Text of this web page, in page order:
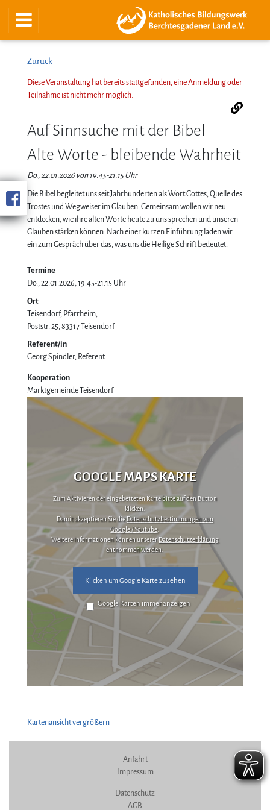
Zurück
Diese Veranstaltung hat bereits stattgefunden, eine Anmeldung oder
Teilnahme ist nicht mehr möglich.
Auf Sinnsuche mit der Bibel
Alte Worte - bleibende Wahrheit
Do., 22.01.2026 von 19.45-21.15 Uhr
Die Bibel begleitet uns seit Jahrhunderten als Wort Gottes, Quelle des
Trostes und Wegweiser im Glauben. Gemeinsam wollen wir neu
entdecken, wie ihre alten Worte heute zu uns sprechen und unseren
Glauben stärken können. Nach einer kurzen Einführung laden wir
ein zum Gespräch über das, was uns die Heilige Schrift bedeutet.
Termine
Do., 22.01.2026, 19:45-21:15 Uhr
Ort
Teisendorf, Pfarrheim
Poststr. 25 83317Teisendorf
Referent/in
Georg Spindler, Referent
Kooperation
Marktgemeinde Teisendorf
GOOGLE MAPS KARTE
Zum Aktivieren der eingebetteten Karte bitte auf den Button
klicken.
Damit akzeptieren Sie dieDatenschutzbestimmungen von
Google / Youtube.
Weitere Informationen können unsererDatenschutzerklärung
entnommen werden.
Klicken um Google Karte zu sehen
Google Karten immer anzeigen
Kartenansicht vergrößern
Anfahrt
Impressum
Datenschutz
AGB